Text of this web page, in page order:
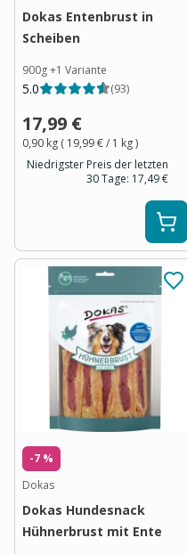
Dokas Entenbrust in
Scheiben
900g+1 Variante
5.0 (93)
17,99 €
0,90 kg ( 19,99 €/ 1 kg)
Niedrigster Preis der letzten
30 Tage: 17,49 €
-7 %
Dokas
Dokas Hundesnack
Hühnerbrust mit Ente